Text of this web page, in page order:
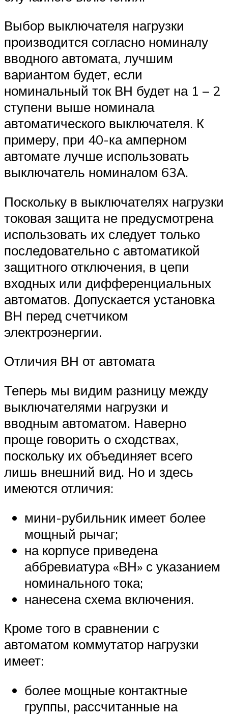
Выбор выключателя нагрузки
производится согласно номиналу
вводного автомата, лучшим
вариантом будет, если
номинальный ток ВН будет на 1 – 2
ступени выше номинала
автоматического выключателя. К
примеру, при 40-ка амперном
автомате лучше использовать
выключатель номиналом 63А.
Поскольку в выключателях нагрузки
токовая защита не предусмотрена
использовать их следует только
последовательно с автоматикой
защитного отключения, в цепи
входных или дифференциальных
автоматов. Допускается установка
ВН перед счетчиком
электроэнергии.
Отличия ВН от автомата
Теперь мы видим разницу между
выключателями нагрузки и
вводным автоматом. Наверно
проще говорить о сходствах,
поскольку их объединяет всего
лишь внешний вид. Но и здесь
имеются отличия:
мини-рубильник имеет более
мощный рычаг;
на корпусе приведена
аббревиатура «ВН» с указанием
номинального тока;
нанесена схема включения.
Кроме того в сравнении с
автоматом коммутатор нагрузки
имеет:
более мощные контактные
группы, рассчитанные на